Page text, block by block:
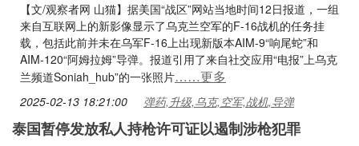
【文/观察者网 山猫】据美国“战区”网站当地时间12日报道，一组
来自互联网上的新影像显示了乌克兰空军的F-16战机的任务挂
载，包括此前并未在乌军F-16上出现新版本AIM-9“响尾蛇”和
AIM-120“阿姆拉姆”导弹。报道引用了来自社交应用“电报”上乌克
兰频道Soniah_hub”的一张照片……更多
2025-02-13 18:21:00 弹药,升级,乌克,空军,战机,导弹
泰国暂停发放私人持枪许可证以遏制涉枪犯罪